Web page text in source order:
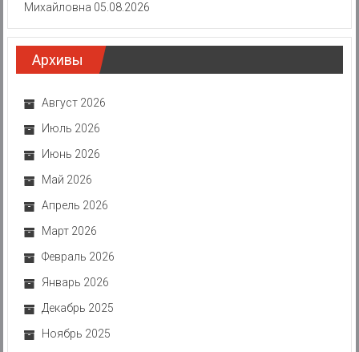
Михайловна 05.08.2026
Архивы
Август 2026
Июль 2026
Июнь 2026
Май 2026
Апрель 2026
Март 2026
Февраль 2026
Январь 2026
Декабрь 2025
Ноябрь 2025